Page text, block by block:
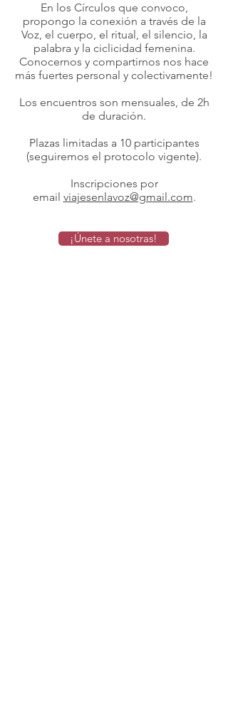
En los Círculos que convoco,
propongo la conexión a través de la
Voz, el cuerpo, el ritual, el silencio, la
palabra y la ciclicidad femenina.
Conocernos y compartirnos nos hace
más fuertes personal y colectivamente!
Los encuentros son mensuales, de 2h
de duración.
Plazas limitadas a 10 participantes
(seguiremos el protocolo vigente).
Inscripciones por
email viajesenlavoz@gmail.com.
¡Únete a nosotras!